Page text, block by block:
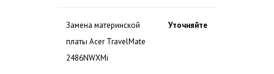
Замена материнской
платы Acer TravelMate
2486NWXMi
Уточняйте